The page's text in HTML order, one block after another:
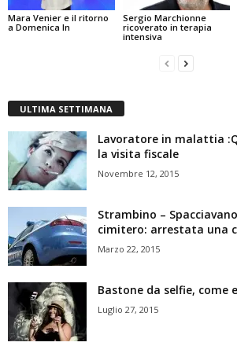
Mara Venier e il ritorno
a Domenica In
Sergio Marchionne
ricoverato in terapia
intensiva
ULTIMA SETTIMANA
Lavoratore in malattia
la visita fiscale
Novembre 12, 2015
Strambino –
cimitero: arrestata una
Marzo 22, 2015
Bastone da selfie, come
Luglio 27, 2015